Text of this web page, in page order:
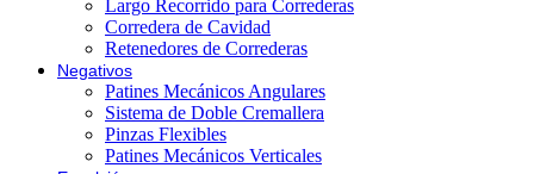
Largo Recorrido para Correderas
Corredera de Cavidad
Retenedores de Correderas
Negativos
Patines Mecánicos Angulares
Sistema de Doble Cremallera
Pinzas Flexibles
Patines Mecánicos Verticales